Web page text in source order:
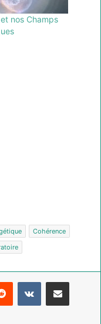
et nos Champs
Cohérence
Reddit VKontaktePartager par email